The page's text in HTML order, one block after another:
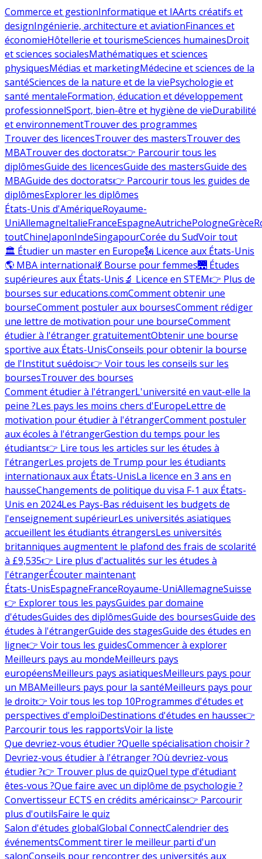
Commerce et gestionInformatique et IAArts créatifs et
designIngénierie, architecture et aviationFinances et
économieHôtellerie et tourismeSciences humainesDroit
et sciences socialesMathématiques et sciences
physiquesMédias et marketingMédecine et sciences de la
santéSciences de la nature et de la viePsychologie et
santé mentaleFormation, éducation et développement
professionnelSport, bien-être et hygiène de vieDurabilité
et environnementTrouver des programmes
Trouver des licencesTrouver des mastersTrouver des
MBATrouver des doctorats👉 Parcourir tous les
diplômesGuide des licencesGuide des mastersGuide des
MBAGuide des doctorats👉 Parcourir tous les guides de
diplômesExplorer les diplômes
États-Unis d'AmériqueRoyaume-
UniAllemagneItalieFranceEspagneAutrichePologneGrèce
toutChineJaponIndeSingapourCorée du SudVoir tout
🏛 Étudier un master en Europe🗽 Licence aux États-Unis
🌎 MBA international💃 Bourse pour femmes🌉 Études
supérieures aux États-Unis🔬 Licence en STEM👉 Plus de
bourses sur educations.comComment obtenir une
bourseComment postuler aux boursesComment rédiger
une lettre de motivation pour une bourseComment
étudier à l'étranger gratuitementObtenir une bourse
sportive aux États-UnisConseils pour obtenir la bourse
de l'Institut suédois👉 Voir tous les conseils sur les
boursesTrouver des bourses
Comment étudier à l'étrangerL'université en vaut-elle la
peine ?Les pays les moins chers d'EuropeLettre de
motivation pour étudier à l'étrangerComment postuler
aux écoles à l'étrangerGestion du temps pour les
étudiants👉 Lire tous les articles sur les études à
l'étrangerLes projets de Trump pour les étudiants
internationaux aux États-UnisLa licence en 3 ans en
hausseChangements de politique du visa F-1 aux États-
Unis en 2024Les Pays-Bas réduisent les budgets de
l'enseignement supérieurLes universités asiatiques
accueillent les étudiants étrangersLes universités
britanniques augmentent le plafond des frais de scolarité
à £9,535👉 Lire plus d'actualités sur les études à
l'étrangerÉcouter maintenant
États-UnisEspagneFranceRoyaume-UniAllemagneSuisse
👉 Explorer tous les paysGuides par domaine
d'étudesGuides des diplômesGuide des boursesGuide des
études à l'étrangerGuide des stagesGuide des études en
ligne👉 Voir tous les guidesCommencer à explorer
Meilleurs pays au mondeMeilleurs pays
européensMeilleurs pays asiatiquesMeilleurs pays pour
un MBAMeilleurs pays pour la santéMeilleurs pays pour
le droit👉 Voir tous les top 10Programmes d'études et
perspectives d'emploiDestinations d'études en hausse👉
Parcourir tous les rapportsVoir la liste
Que devriez-vous étudier ?Quelle spécialisation choisir ?
Devriez-vous étudier à l'étranger ?Où devriez-vous
étudier ?👉 Trouver plus de quizQuel type d'étudiant
êtes-vous ?Que faire avec un diplôme de psychologie ?
Convertisseur ECTS en crédits américains👉 Parcourir
plus d'outilsFaire le quiz
Salon d'études globalGlobal ConnectCalendrier des
événementsComment tirer le meilleur parti d'un
salonConseils pour rencontrer des universités aux